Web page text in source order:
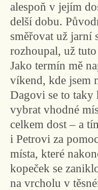
alespoň v jejím
delší dobu.
směřovat už jarní
rozhoupal, už
Jako termín mě
víkend, kde jsem
Dagovi se to taky
vybrat vhodné
celkem dost – a
i Petrovi za
místa, které
kopeček se
na vrcholu v